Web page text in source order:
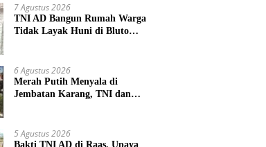
7 Agustus 2026
TNI AD Bangun Rumah Warga
Tidak Layak Huni di Bluto
6 Agustus 2026
Merah Putih Menyala di
Jembatan Karang, TNI dan
5 Agustus 2026
Bakti TNI AD di Raas, Upaya